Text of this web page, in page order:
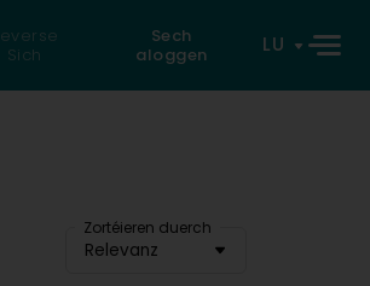
Sich
Sech
aloggen
LU
Zortéieren duerch
Relevanz